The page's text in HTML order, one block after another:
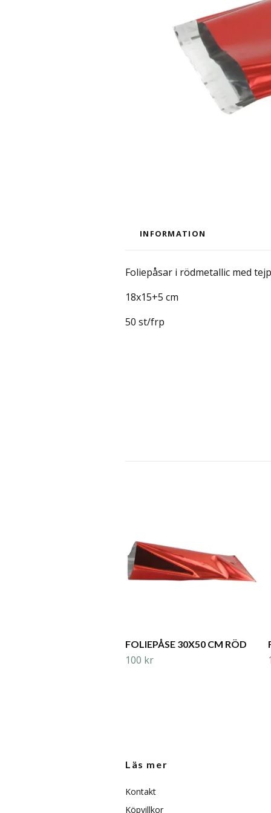
INFORMATION
Foliepåsar i rödmetallic med
18x15+5 cm
50 st/frp
FOLIEPÅSE 30X50 CM RÖD
100 kr
Läs mer
Kontakt
Köpvillkor